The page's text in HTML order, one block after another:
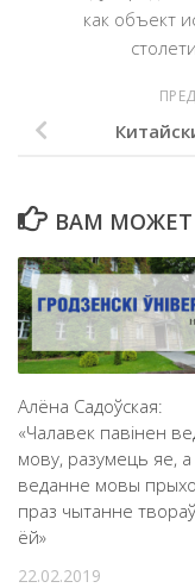
как объект
ВАМ МОЖЕТ
Алёна Садоўская:
«Чалавек павінен
мову, разумець яе, а
веданне мовы
праз чытанне
ёй»
22.02.2019